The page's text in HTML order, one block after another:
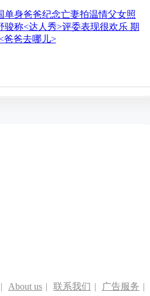
单身爸爸纪念亡妻拍温情父女照
骏称<达人秀>评委表现很欢乐 期
爸爸去哪儿>
| About us | 联系我们 | 广告服务 |